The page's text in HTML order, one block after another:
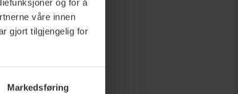
og for å
våre innen
gjort tilgjengelig for
Markedsføring